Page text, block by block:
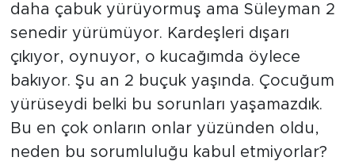
daha çabuk yürüyormuş ama Süleyman 2
senedir yürümüyor. Kardeşleri dışarı
çıkıyor, oynuyor, o kucağımda öylece
bakıyor. Şu an 2 buçuk yaşında. Çocuğum
yürüseydi belki bu sorunları yaşamazdık.
Bu en çok onların onlar yüzünden oldu,
neden bu sorumluluğu kabul etmiyorlar?